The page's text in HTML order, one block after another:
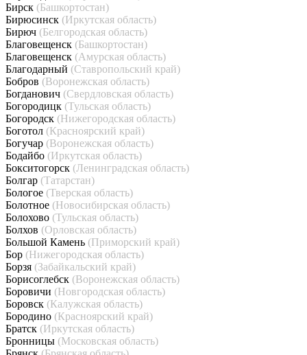
Бирск (Башкортостан)
Бирюсинск (Иркутская область)
Бирюч (Белгородская область)
Благовещенск (Башкортостан)
Благовещенск (Амурская область)
Благодарный (Ставропольский край)
Бобров (Воронежская область)
Богданович (Свердловская область)
Богородицк (Тульская область)
Богородск (Нижегородская область)
Боготол (Красноярский край)
Богучар (Воронежская область)
Бодайбо (Иркутская область)
Бокситогорск (Ленинградская область)
Болгар (Татарстан)
Бологое (Тверская область)
Болотное (Новосибирская область)
Болохово (Тульская область)
Болхов (Орловская область)
Большой Камень (Приморский край)
Бор (Нижегородская область)
Борзя (Забайкальский край)
Борисоглебск (Воронежская область)
Боровичи (Новгородская область)
Боровск (Калужская область)
Бородино (Красноярский край)
Братск (Иркутская область)
Бронницы (Московская область)